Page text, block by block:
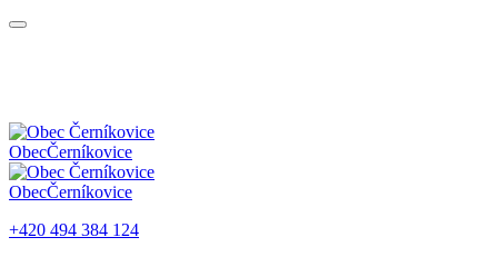
ObecČerníkovice
ObecČerníkovice
+420 494 384 124